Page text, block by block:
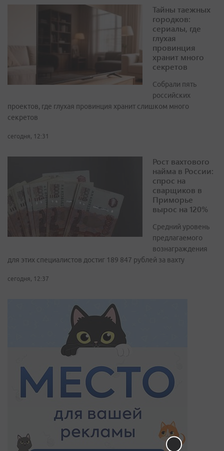
Тайны таежных
городков:
сериалы, где
глухая
провинция
хранит много
секретов
Собрали пять
российских
проектов, где глухая провинция хранит слишком много
секретов
сегодня, 12:31
Рост вахтового
найма в России:
спрос на
сварщиков в
Приморье
вырос на 120%
Средний уровень
предлагаемого
вознаграждения
для этих специалистов достиг 189 847 рублей за вахту
сегодня, 12:37